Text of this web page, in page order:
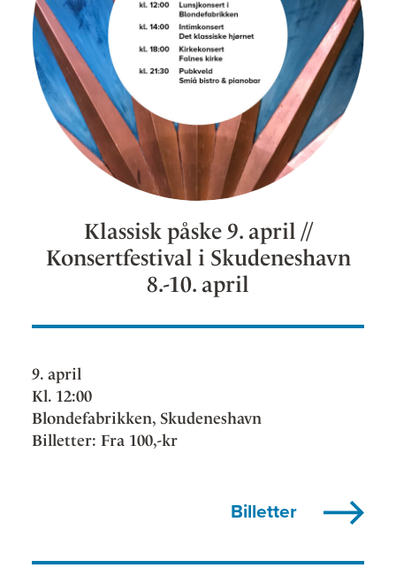
Klassisk påske 9. april //
Konsertfestival i Skudeneshavn
8.-10. april
9. april
Kl. 12:00
Blondefabrikken, Skudeneshavn
Billetter: Fra 100,-kr
Billetter